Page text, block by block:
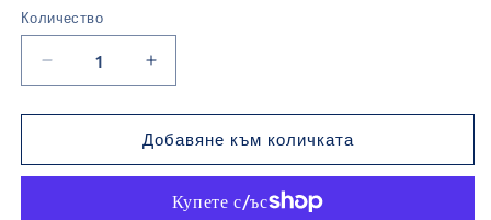
Количество
Количество
Намаляване
на
количеството
Коледен
Увеличаване
на
количеството
за
Коледен
Добавяне към количката